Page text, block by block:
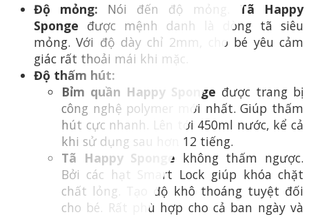
Độ mỏng: Nói đến độ mỏng.
Tã Happy
Sponge được mệnh danh là dòng tã siêu
mỏng. Với độ dày chỉ 2mm, cho bé yêu cảm
giác rất thoải mái khi mặc.
Độ thấm hút:
Bỉm quần Happy Sponge được trang bị
công nghệ polymer mới nhất. Giúp thấm
hút cực nhanh. Lên tới 450ml nước, kể cả
khi sử dụng sau hơn 12 tiếng.
Tã Happy Sponge không thấm ngược.
Bởi các hạt Smart Lock giúp khóa chặt
chất lỏng. Tạo độ khô thoáng tuyệt đối
cho bé. Rất phù hợp cho cả ban ngày và